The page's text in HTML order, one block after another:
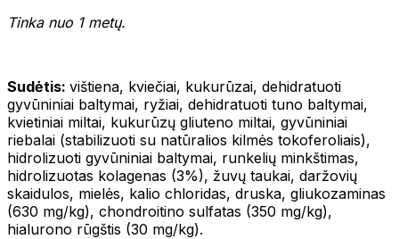
Tinka nuo 1 metų.
Sudėtis: vištiena, kviečiai, kukurūzai, dehidratuoti
gyvūniniai baltymai, ryžiai, dehidratuoti tuno baltymai,
kvietiniai miltai, kukurūzų gliuteno miltai, gyvūniniai
riebalai (stabilizuoti su natūralios kilmės tokoferoliais),
hidrolizuoti gyvūniniai baltymai, runkelių minkštimas,
hidrolizuotas kolagenas (3%), žuvų taukai, daržovių
skaidulos, mielės, kalio chloridas, druska, gliukozaminas
(630 mg/kg), chondroitino sulfatas (350 mg/kg),
hialurono rūgštis (30 mg/kg).